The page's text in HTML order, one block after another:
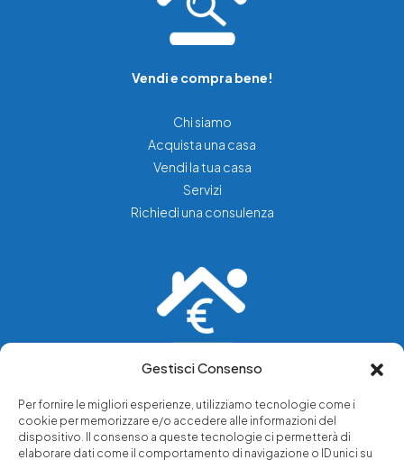
Gestisci Consenso
Per fornire le migliori esperienze, utilizziamo tecnologie come i
cookie per memorizzare e/o accedere alle informazioni del
dispositivo. Il consenso a queste tecnologie ci permetterà di
elaborare dati come il comportamento di navigazione o ID unici su
Vendi e compra bene!
Chi siamo
Acquista una casa
Vendi la tua casa
Servizi
Richiedi una consulenza
Chi siamo
Servizi di tutela legale